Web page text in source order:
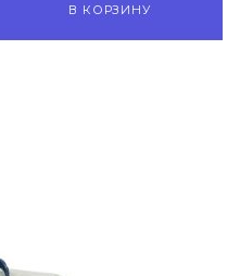
В КОРЗИНУ